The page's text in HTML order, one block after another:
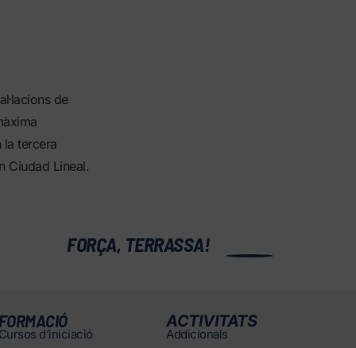
de
la tercera
Ciudad Lineal.
FORÇA, TERRASSA!
d’iniciació
ACTIVITATS
Addicionals